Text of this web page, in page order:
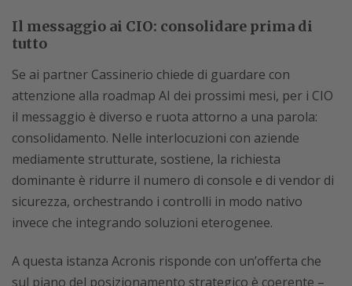
Il messaggio ai CIO: consolidare prima di
tutto
Se ai partner Cassinerio chiede di guardare con
attenzione alla roadmap AI dei prossimi mesi, per i CIO
il messaggio è diverso e ruota attorno a una parola:
consolidamento. Nelle interlocuzioni con aziende
mediamente strutturate, sostiene, la richiesta
dominante è ridurre il numero di console e di vendor di
sicurezza, orchestrando i controlli in modo nativo
invece che integrando soluzioni eterogenee.
A questa istanza Acronis risponde con un’offerta che
sul piano del posizionamento strategico è coerente –